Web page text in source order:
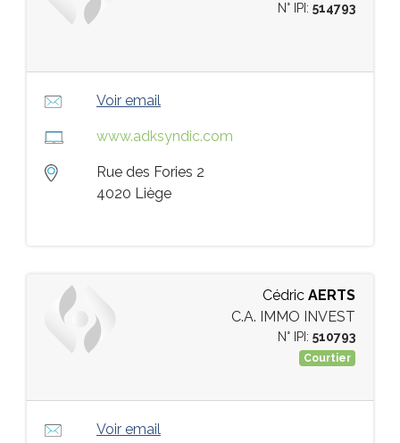
N° IPI: 514793
Voir email
www.adksyndic.com
Rue des Fories 2
4020 Liège
Cédric AERTS
C.A. IMMO INVEST
N° IPI: 510793
Courtier
Voir email